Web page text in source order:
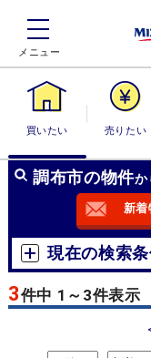
買いたい 売りたい
調布市の物件か
新着
現在の検索
3件中 1～3件表示